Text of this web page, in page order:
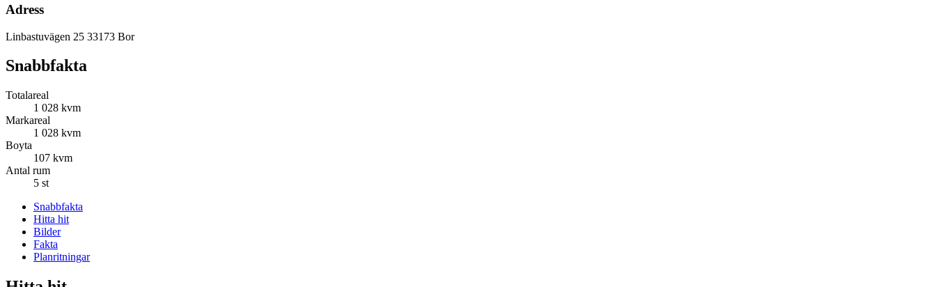
Adress
Linbastuvägen 25 33173 Bor
Snabbfakta
Totalareal
1 028 kvm
Markareal
1 028 kvm
Boyta
107 kvm
Antal rum
5 st
Snabbfakta
Hitta hit
Bilder
Fakta
Planritningar